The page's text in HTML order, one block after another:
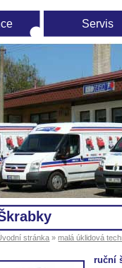
škrabky
ruční
Servis
stránka »malá úklidová